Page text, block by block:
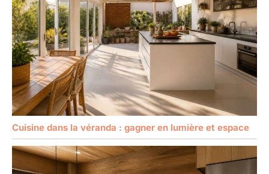
Cuisine dans la véranda : gagner en lumière et espace